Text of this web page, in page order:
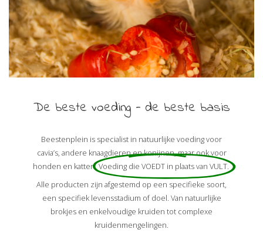
De beste voeding - de beste basis
Beestenplein is specialist in natuurlijke voeding voor
cavia’s, andere knaagdieren en konijnen, maar ook voor
honden en katten.Voeding die VOEDT in plaats van VULT.
Alle producten zijn afgestemd op een specifieke soort,
een specifiek levensstadium of doel. Van natuurlijke
brokjes en enkelvoudige kruiden tot complexe
kruidenmengelingen.